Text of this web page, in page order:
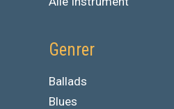
Genrer
Ballads
Blues